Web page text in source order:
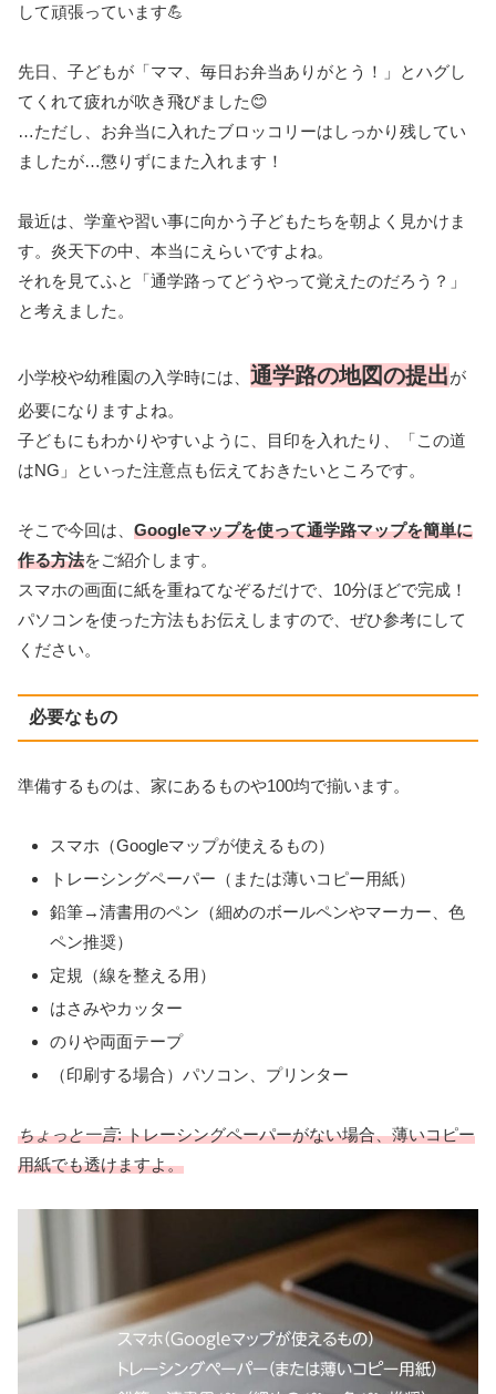
して頑張っています💪
先日、子どもが「ママ、毎日お弁当ありがとう！」とハグし
てくれて疲れが吹き飛びました😊
…ただし、お弁当に入れたブロッコリーはしっかり残してい
ましたが…懲りずにまた入れます！
最近は、学童や習い事に向かう子どもたちを朝よく見かけま
す。炎天下の中、本当にえらいですよね。
それを見てふと「通学路ってどうやって覚えたのだろう？」
と考えました。
小学校や幼稚園の入学時には、 通学路の地図の提出が
必要になりますよね。
子どもにもわかりやすいように、目印を入れたり、「この道
はNG」といった注意点も伝えておきたいところです。
そこで今回は、 Googleマップを使って通学路マップを簡単に
作る方法をご紹介します。
スマホの画面に紙を重ねてなぞるだけで、10分ほどで完成！
パソコンを使った方法もお伝えしますので、ぜひ参考にして
ください。
必要なもの
準備するものは、家にあるものや100均で揃います。
スマホ（Googleマップが使えるもの）
トレーシングペーパー（または薄いコピー用紙）
鉛筆→清書用のペン（細めのボールペンやマーカー、色
ペン推奨）
定規（線を整える用）
はさみやカッター
のりや両面テープ
（印刷する場合）パソコン、プリンター
ちょっと一言: トレーシングペーパーがない場合、薄いコピー
用紙でも透けますよ。